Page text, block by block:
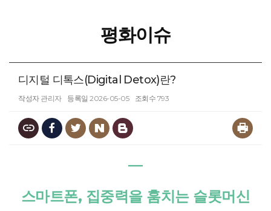
평화이슈
디지털 디톡스(Digital Detox)란?
작성자 관리자 등록일 2026-05-05 조회수 793
―
스마트폰, 집중력을 훔치는 슬롯머신